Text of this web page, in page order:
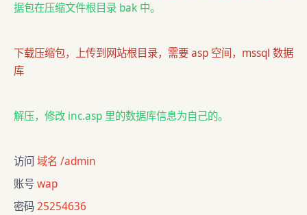
据包在压缩文件根目录 bak 中。
下载压缩包，上传到网站根目录，需要 asp 空间，mssql 数据
库
解压，修改 inc.asp里的数据库信息为自己的。
访问 域名 /admin
账号wap
密码25254636